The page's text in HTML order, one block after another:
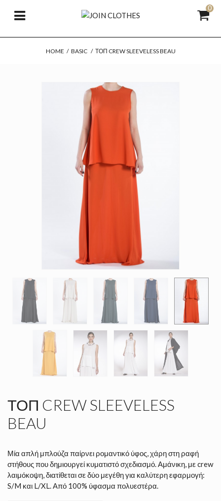
0
HOME / BASIC / ΤΟΠ CREW SLEEVELESS BEAU
ΤΟΠ CREW SLEEVELESS
BEAU
Μία απλή μπλούζα παίρνει ρομαντικό ύφος, χάρη στη ραφή
στήθους που δημιουργεί κυματιστό σχεδιασμό. Αμάνικη, με crew
λαιμόκοψη, διατίθεται σε δύο μεγέθη για καλύτερη εφαρμογή:
S/M και L/XL. Από 100% ύφασμα πολυεστέρα.